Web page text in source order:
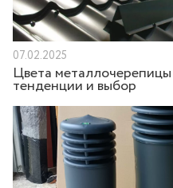
07.02.2025
Цвета
тенденции и выбор